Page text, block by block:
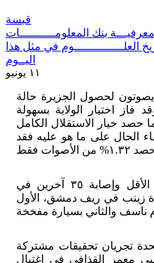
قبسة
بنك المعلومــــــــــات
العلــــــــــــــوم في مثل هذا
اليــوم
١١ يونيو
يصوتون لحصول الجزيرة حالة
فاز اختيار الولاية بسهولة
بينما حصد خيار الاستقلال الكامل
الحال على ما هو عليه فقد
٢٠١٦ - مقتل ١٦ شخصا على الأقل وإصابة ٣٥ آخرين في
زينب في ريف دمشق، الأول
تجريان تحقيقات مشتركة
معمر القذافي في اغتيال